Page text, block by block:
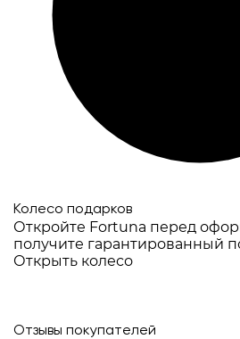
Колесо подарков
Откройте Fortuna перед
получите гарантированный
Открыть колесо
Отзывы покупателей